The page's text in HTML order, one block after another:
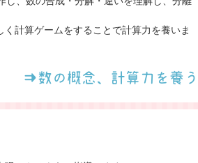
計算ゲームをすることで計算力を養いま
⇒数の概念、計算力を養う